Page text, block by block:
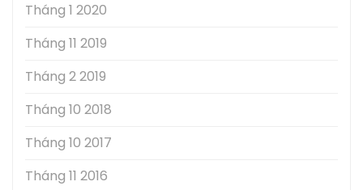
Tháng 1 2020
Tháng 11 2019
Tháng 2 2019
Tháng 10 2018
Tháng 10 2017
Tháng 11 2016